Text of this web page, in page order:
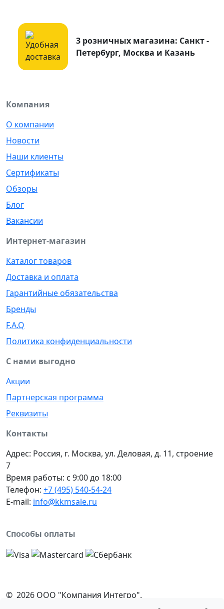
3 розничных магазина: Санкт -
Петербург, Москва и Казань
Компания
О компании
Новости
Наши клиенты
Сертификаты
Обзоры
Блог
Вакансии
Интернет-магазин
Каталог товаров
Доставка и оплата
Гарантийные обязательства
Бренды
F.A.Q
Политика конфиденциальности
С нами выгодно
Акции
Партнерская программа
Реквизиты
Контакты
Адрес: Россия, г. Москва, ул. Деловая, д. 11, строение
7
Время работы: с 9:00 до 18:00
Телефон: +7 (495) 540-54-24
E-mail: info@kkmsale.ru
Способы оплаты
© 2026 ООО "Компания Интегро".